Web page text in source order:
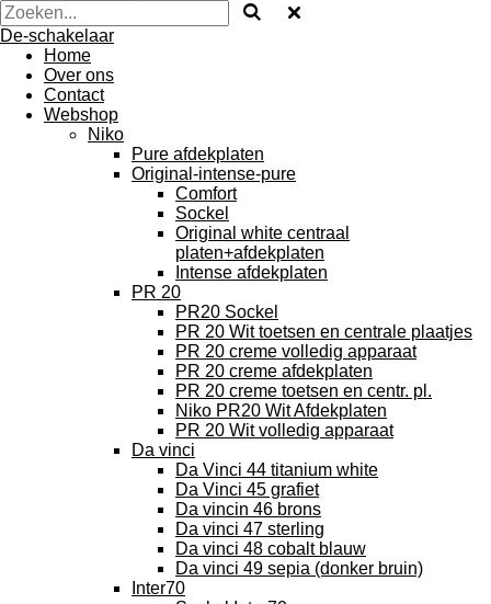
De-schakelaar
Home
Over ons
Contact
Webshop
Niko
Pure afdekplaten
Original-intense-pure
Comfort
Sockel
Original white centraal
platen+afdekplaten
Intense afdekplaten
PR 20
PR20 Sockel
PR 20 Wit toetsen en centrale plaatjes
PR 20 creme volledig apparaat
PR 20 creme afdekplaten
PR 20 creme toetsen en centr. pl.
Niko PR20 Wit Afdekplaten
PR 20 Wit volledig apparaat
Da vinci
Da Vinci 44 titanium white
Da Vinci 45 grafiet
Da vincin 46 brons
Da vinci 47 sterling
Da vinci 48 cobalt blauw
Da vinci 49 sepia (donker bruin)
Inter70